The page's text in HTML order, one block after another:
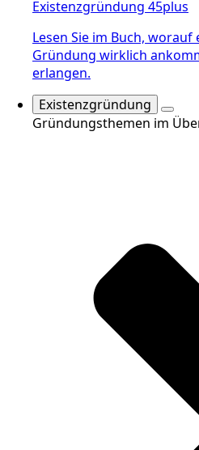
Existenzgründung 45plus
Lesen Sie im Buch,
Gründung wirklich
erlangen.
Existenzgründung
Gründungsthemen im